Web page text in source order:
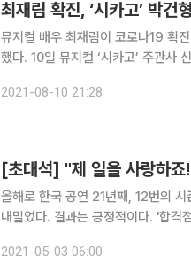
최재림 확진, ‘시카고’ 박
뮤지컬 배우 최재림이 코로나19 확
했다. 10일 뮤지컬 ‘시카고’ 주관사 신시컴퍼니는 공식 SNS를 통해 “최재림 배우가 9일 양성 확진
지난 5일 ‘하데스타운’에 출연하는 시
2021-08-10 21:28
[초대석] "제 일을 사랑하
올해로 한국 공연 21년째, 12번의
내밀었다. 결과는 긍정적이다. '합격
2021-05-03 06:00